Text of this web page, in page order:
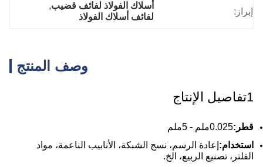
إبراز:
أسلاك الفولاذ لفائف قضيب,
لفائف أسلاك الفولاذ
وصف المنتج
1تفاصيل الإنتاج
قطر: 0.025ملم - 5ملم
استخدام:إعادة الرسم، نسج الشبكة، الأنابيب الناعمة، مواد
الفلتر، تصنيع الربيع، الخ.